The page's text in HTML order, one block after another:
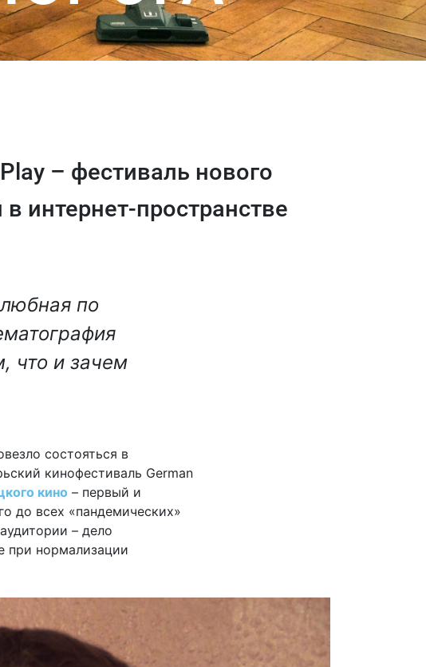
– фестиваль нового
интернет-пространстве
по
что и зачем
состояться в
кинофестиваль German
кино – первый и
до всех «пандемических»
– дело
при нормализации